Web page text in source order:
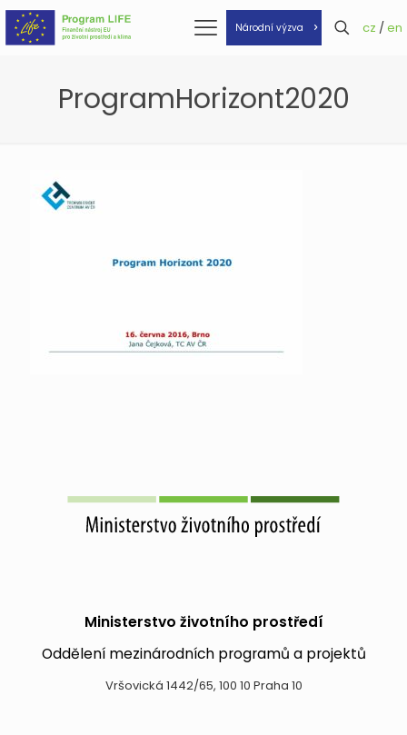
Národní výzva cz / en
ProgramHorizont2020
Ministerstvo životního prostředí
Oddělení mezinárodních programů a projektů
Vršovická 1442/65, 100 10 Praha 10